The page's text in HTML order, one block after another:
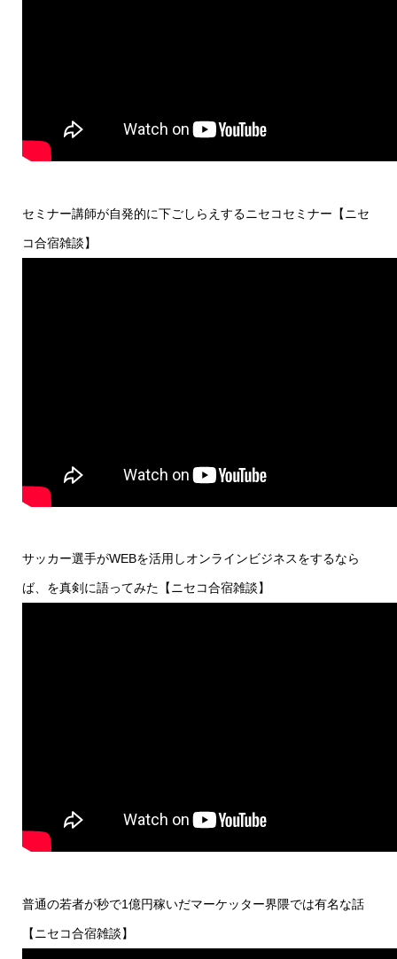
セミナー講師が自発的に下ごしらえするニセコセミナー【ニセ
コ合宿雑談】
サッカー選手がWEBを活用しオンラインビジネスをするなら
ば、を真剣に語ってみた【ニセコ合宿雑談】
普通の若者が秒で1億円稼いだマーケッター界隈では有名な話
【ニセコ合宿雑談】